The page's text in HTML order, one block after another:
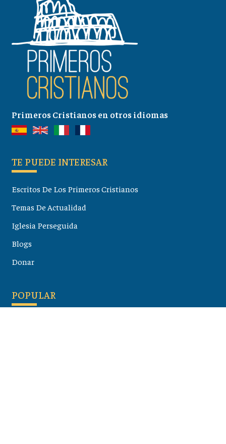
Primeros Cristianos en otros idiomas
TE PUEDE INTERESAR
Escritos De Los Primeros Cristianos
Temas De Actualidad
Iglesia Perseguida
Blogs
Donar
POPULAR